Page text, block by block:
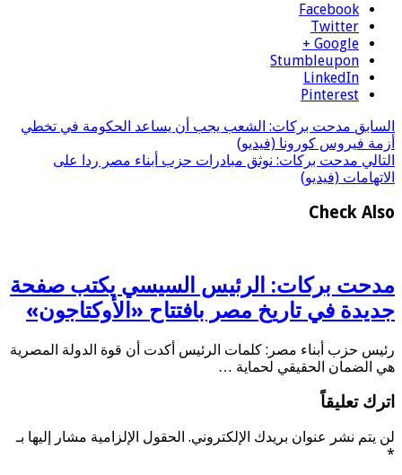
Facebook
Twitter
Google +
Stumbleupon
LinkedIn
Pinterest
السابق مدحت بركات: الشعب يجب أن يساعد الحكومة في تخطي
أزمة فيروس كورونا (فيديو)
التالي مدحت بركات: نوثق مبادرات حزب أبناء مصر ردا على
الاتهامات (فيديو)
Check Also
مدحت بركات: الرئيس السيسي يكتب صفحة
جديدة في تاريخ مصر بافتتاح «الأوكتاجون»
رئيس حزب أبناء مصر: كلمات الرئيس أكدت أن قوة الدولة المصرية
هي الضمان الحقيقي لحماية …
اترك تعليقاً
لن يتم نشر عنوان بريدك الإلكتروني. الحقول الإلزامية مشار إليها بـ
*